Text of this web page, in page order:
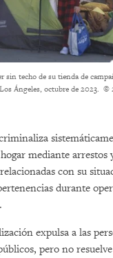
sin techo de su tienda de
Ángeles, octubre de 2023. ©
mediante arrestos
con su
durante
expulsa a las
pero no